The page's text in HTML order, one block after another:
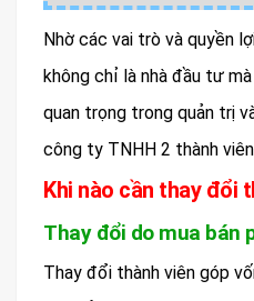
Nhờ các vai trò và quyền
không chỉ là nhà đầu tư
quan trọng trong quản trị
công ty TNHH 2 thành
Khi nào cần thay đổi
Thay đổi do mua bán
Thay đổi thành viên góp